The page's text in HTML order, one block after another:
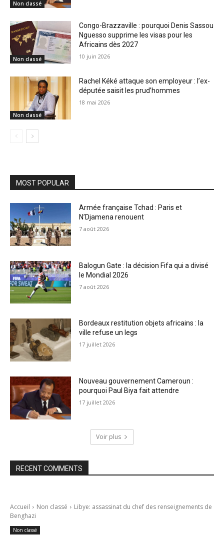
Non classé
Non classé
Congo-Brazzaville : pourquoi Denis Sassou
Nguesso supprime les visas pour les
Africains dès 2027
10 juin 2026
Non classé
Rachel Kéké attaque son employeur : l’ex-
députée saisit les prud’hommes
18 mai 2026
MOST POPULAR
Armée française Tchad : Paris et
N’Djamena renouent
7 août 2026
Balogun Gate : la décision Fifa qui a divisé
le Mondial 2026
7 août 2026
Bordeaux restitution objets africains : la
ville refuse un legs
17 juillet 2026
Nouveau gouvernement Cameroun :
pourquoi Paul Biya fait attendre
17 juillet 2026
Voir plus
RECENT COMMENTS